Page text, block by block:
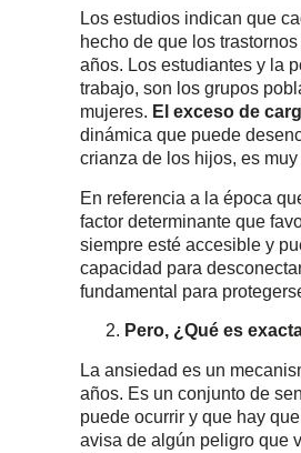
Los estudios indican que
hecho de que los
años. Los estudiantes y la
trabajo, son los grupos
mujeres. El exceso de
dinámica que puede
crianza de los hijos, es
En referencia a la época
factor determinante que
siempre esté accesible y
capacidad para
fundamental para
Pero, ¿Qué es
La ansiedad es un
años. Es un conjunto de
puede ocurrir y que hay
avisa de algún peligro que